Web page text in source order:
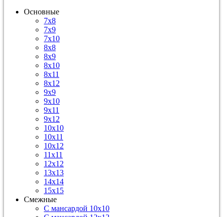
Основные
7х8
7х9
7х10
8х8
8х9
8х10
8х11
8х12
9х9
9х10
9х11
9х12
10х10
10х11
10х12
11х11
12х12
13х13
14х14
15х15
Смежные
С мансардой 10х10